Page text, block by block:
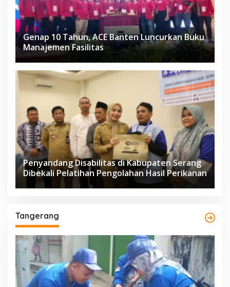
Genap 10 Tahun, ACE Banten Luncurkan Buku
Manajemen Fasilitas
Penyandang Disabilitas di Kabupaten Serang
Dibekali Pelatihan Pengolahan Hasil Perikanan
Tangerang